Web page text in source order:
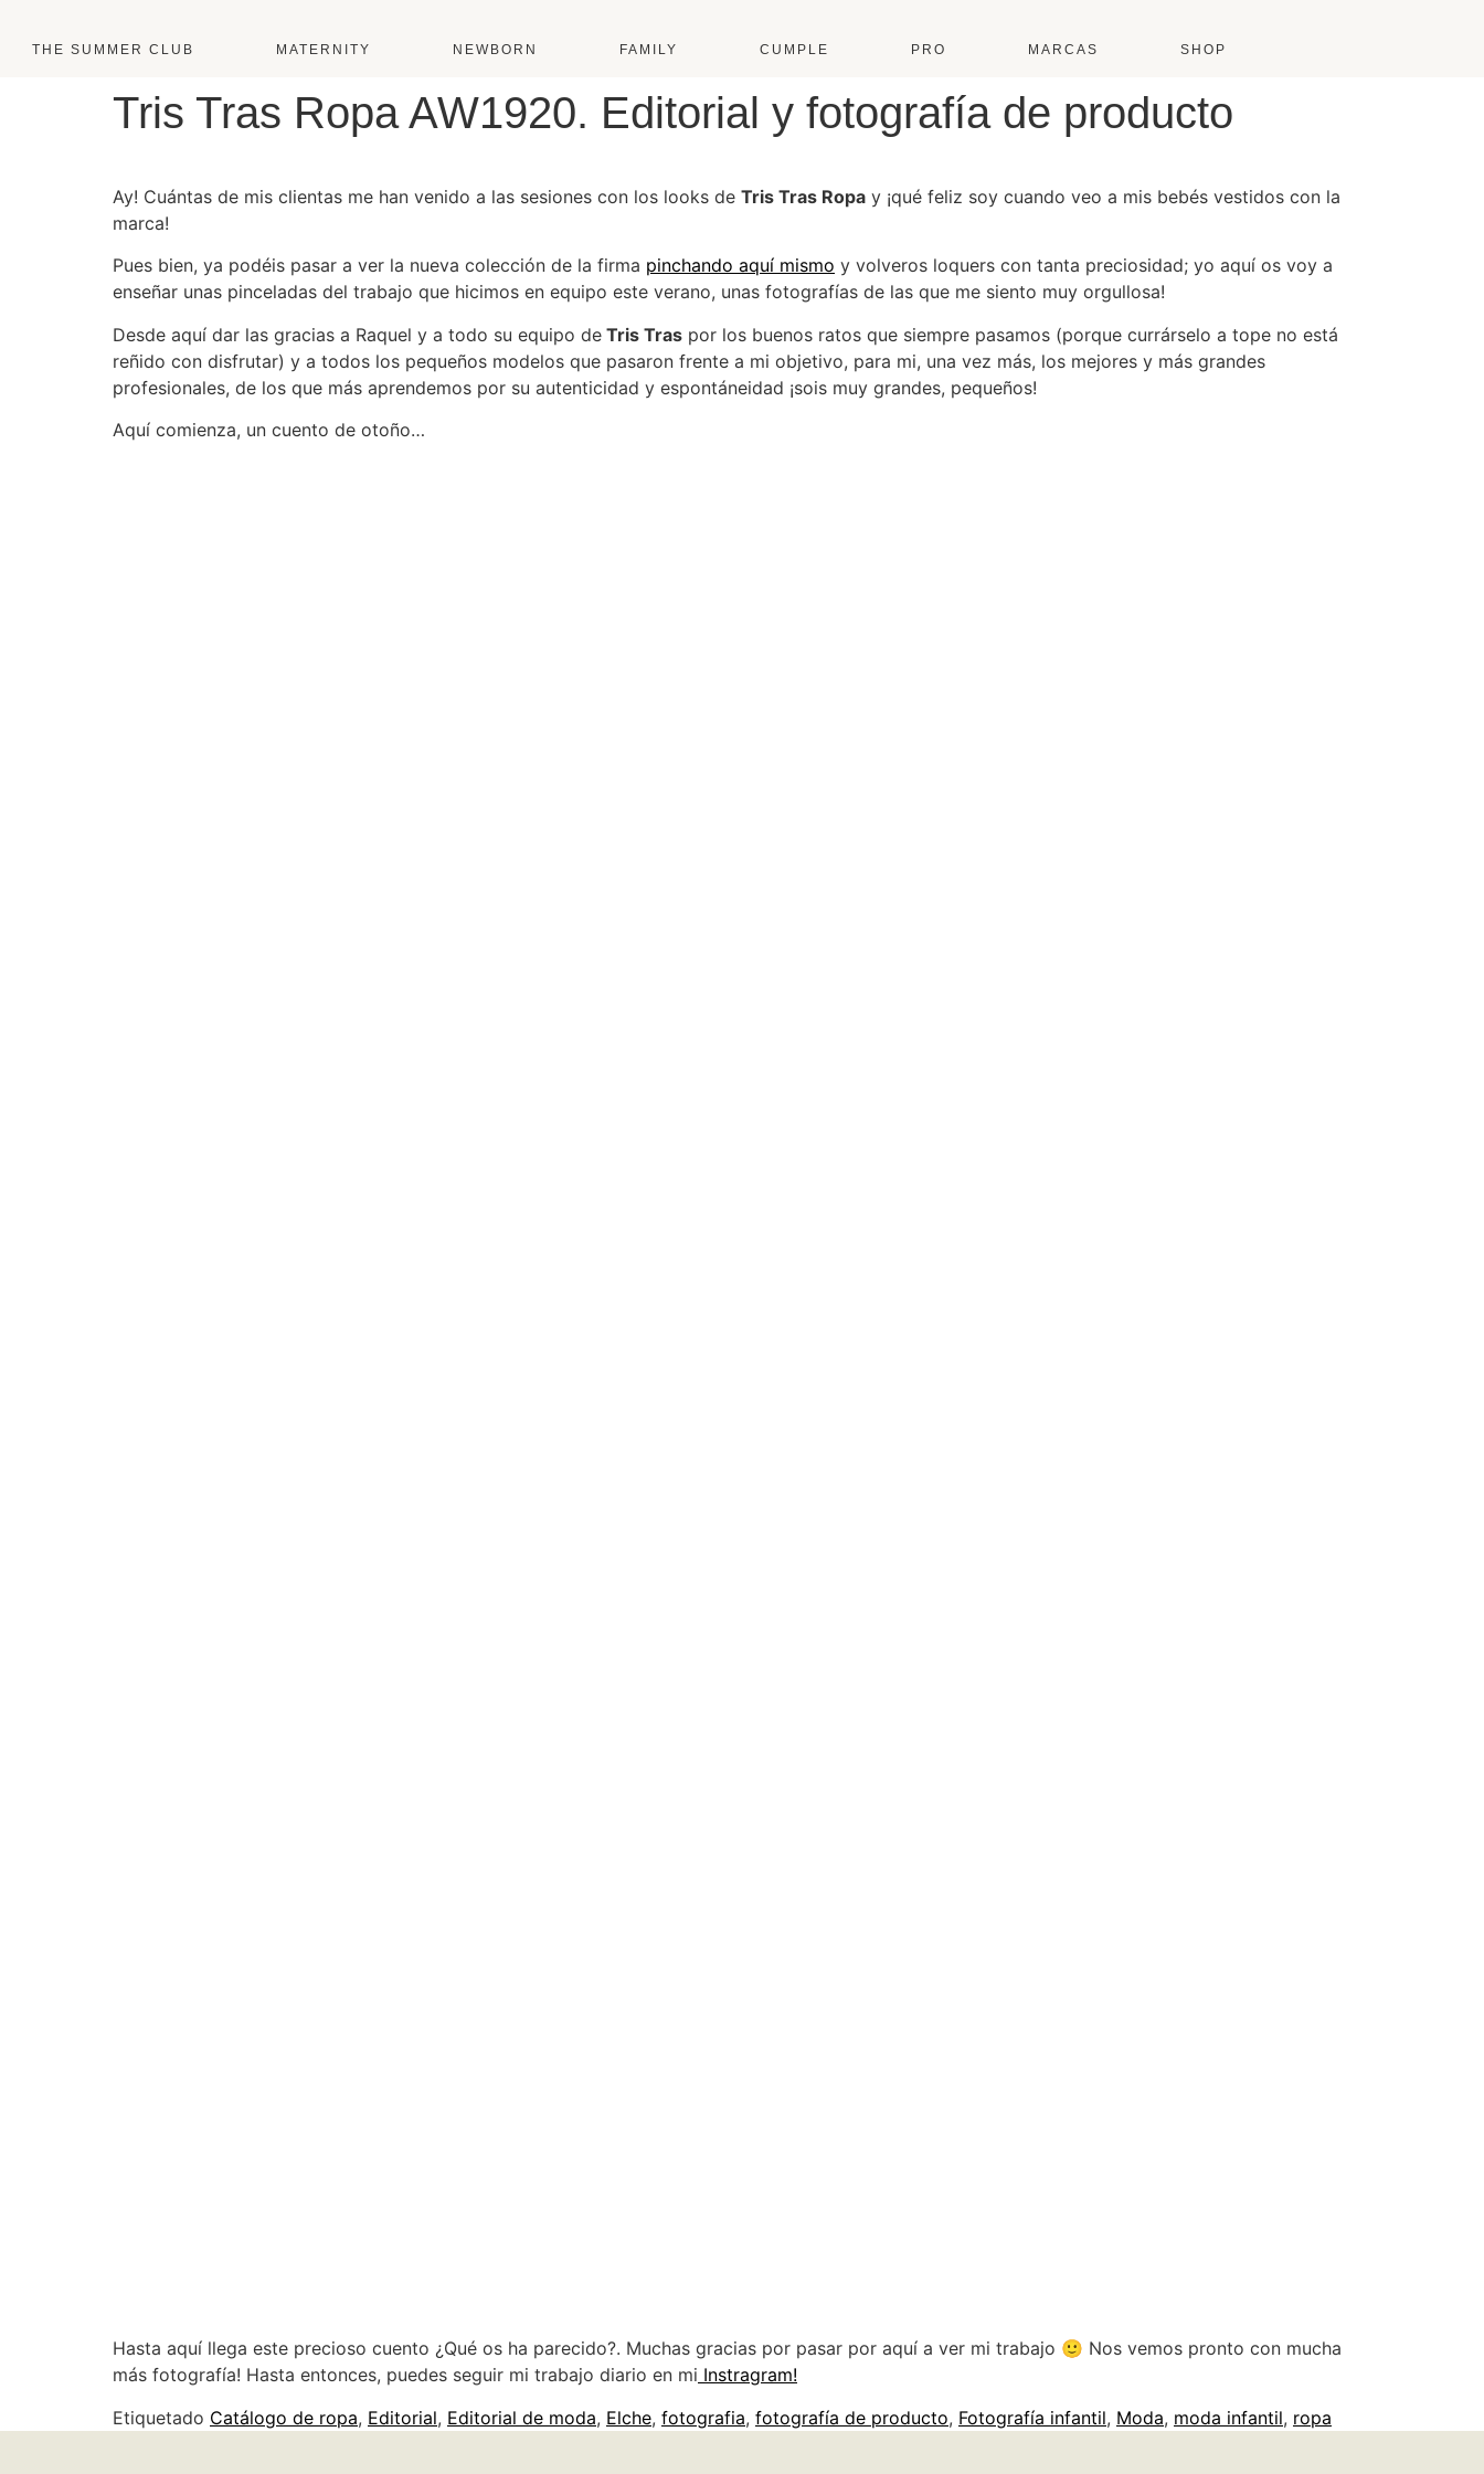
THE SUMMER CLUB MATERNITY NEWBORN FAMILY CUMPLE PRO MARCAS SHOP
Tris Tras Ropa AW1920. Editorial y fotografía de producto
Ay! Cuántas de mis clientas me han venido a las sesiones con los looks de Tris Tras Ropa y ¡qué feliz soy cuando veo a mis bebés vestidos con la
marca!
Pues bien, ya podéis pasar a ver la nueva colección de la firma pinchando aquí mismo y volveros loquers con tanta preciosidad; yo aquí os voy a
enseñar unas pinceladas del trabajo que hicimos en equipo este verano, unas fotografías de las que me siento muy orgullosa!
Desde aquí dar las gracias a Raquel y a todo su equipo de Tris Tras por los buenos ratos que siempre pasamos (porque currárselo a tope no está
reñido con disfrutar) y a todos los pequeños modelos que pasaron frente a mi objetivo, para mi, una vez más, los mejores y más grandes
profesionales, de los que más aprendemos por su autenticidad y espontáneidad ¡sois muy grandes, pequeños!
Aquí comienza, un cuento de otoño…
Hasta aquí llega este precioso cuento ¿Qué os ha parecido?. Muchas gracias por pasar por aquí a ver mi trabajo 🙂 Nos vemos pronto con mucha
más fotografía! Hasta entonces, puedes seguir mi trabajo diario en mi Instragram!
Etiquetado Catálogo de ropa, Editorial, Editorial de moda, Elche, fotografia, fotografía de producto, Fotografía infantil, Moda, moda infantil, ropa